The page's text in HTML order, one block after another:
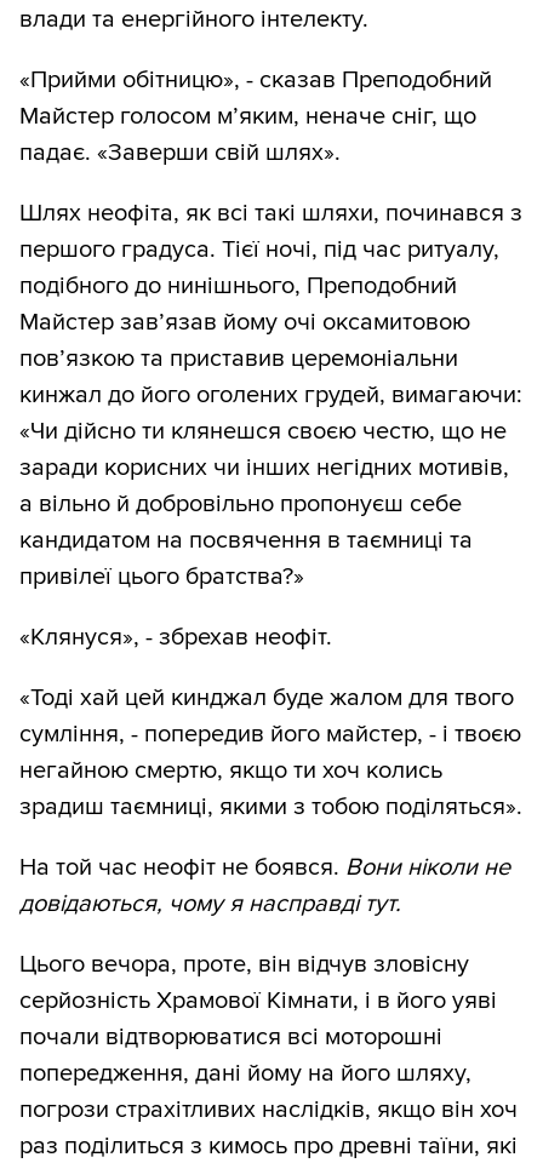
влади та енергійного інтелекту.
«Прийми обітницю», - сказав Преподобний
Майстер голосом м’яким, неначе сніг, що
падає. «Заверши свій шлях».
Шлях неофіта, як всі такі шляхи, починався з
першого градуса. Тієї ночі, під час ритуалу,
подібного до нинішнього, Преподобний
Майстер зав’язав йому очі оксамитовою
пов’язкою та приставив церемоніальни
кинжал до його оголених грудей, вимагаючи:
«Чи дійсно ти клянешся своєю честю, що не
заради корисних чи інших негідних мотивів,
а вільно й добровільно пропонуєш себе
кандидатом на посвячення в таємниці та
привілеї цього братства?»
«Клянуся», - збрехав неофіт.
«Тоді хай цей кинджал буде жалом для твого
сумління, - попередив його майстер, - і твоєю
негайною смертю, якщо ти хоч колись
зрадиш таємниці, якими з тобою поділяться».
На той час неофіт не боявся. Вони ніколи не
довідаються, чому я насправді тут.
Цього вечора, проте, він відчув зловісну
серйозність Храмової Кімнати, і в його уяві
почали відтворюватися всі моторошні
попередження, дані йому на його шляху,
погрози страхітливих наслідків, якщо він хоч
раз поділиться з кимось про древні таїни, які